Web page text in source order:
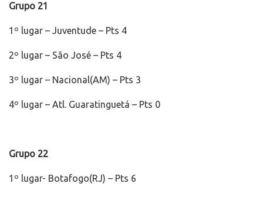
Grupo 21
1º lugar – Juventude – Pts 4
2º lugar – São José – Pts 4
3º lugar – Nacional(AM) – Pts 3
4º lugar – Atl. Guaratinguetá – Pts 0
Grupo 22
1º lugar- Botafogo(RJ) – Pts 6